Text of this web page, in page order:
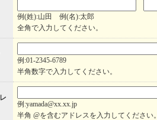
例(姓):山田 例(名):太郎
全角で入力してください。
例:01-2345-6789
半角数字で入力してください。
例:yamada@xx.xx.jp
半角 @を含むアドレスを入力してください。